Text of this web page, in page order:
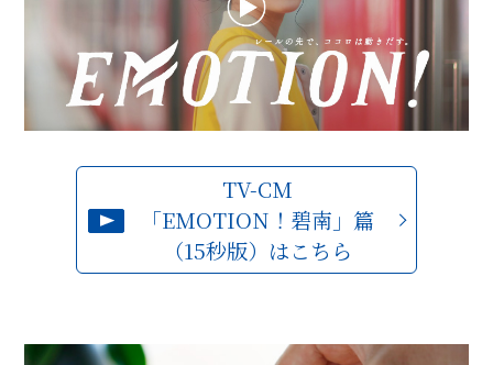
TV-CM
「EMOTION！碧南」篇
（15秒版）はこちら